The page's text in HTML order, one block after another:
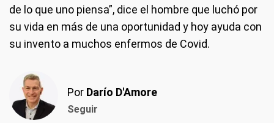
de lo que uno piensa”, dice el hombre que luchó por
su vida en más de una oportunidad y hoy ayuda con
su invento a muchos enfermos de Covid.
Por Darío D'Amore
Seguir